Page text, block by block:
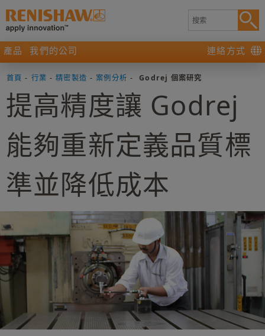
產品 我們的公司 連絡方式
首頁 - 行業 - 精密製造 - 案例分析 - Godrej 個案研究
提高精度讓 Godrej
能夠重新定義品質標
準並降低成本